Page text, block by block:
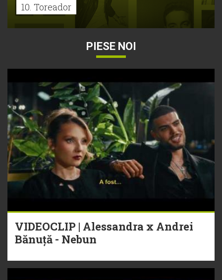
10. Toreador
PIESE NOI
VIDEOCLIP | Alessandra x Andrei
Bănuță - Nebun